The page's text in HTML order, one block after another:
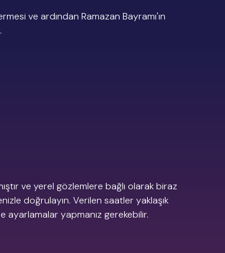
ve ardından Ramazan Bayramı'ın
ve yerel gözlemlere bağlı olarak biraz
doğrulayın. Verilen saatler yaklaşık
ayarlamalar yapmanız gerekebilir.